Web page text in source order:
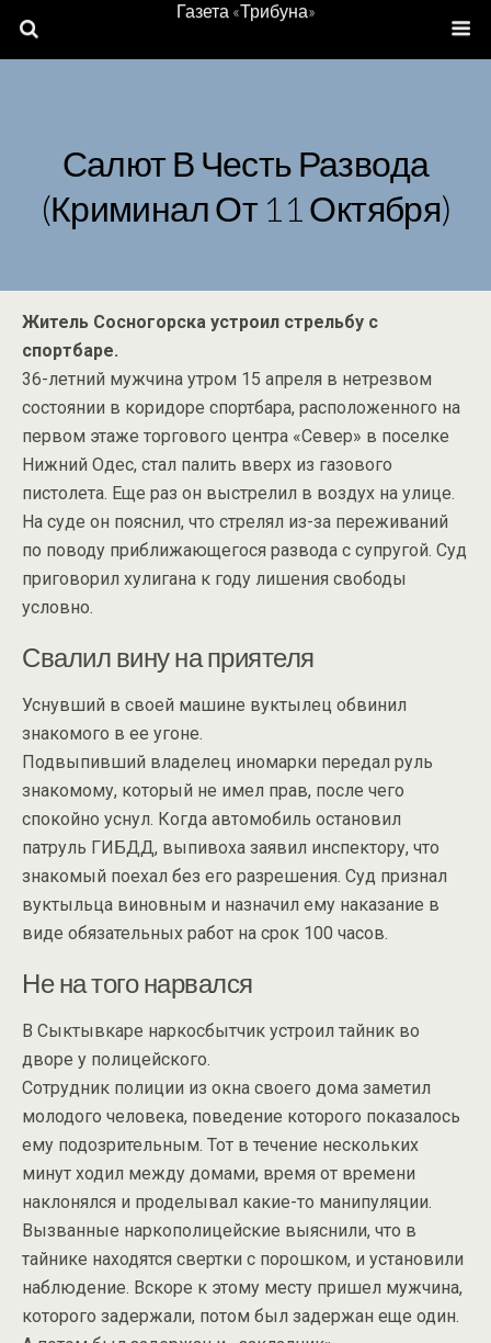
Газета «Трибуна»
Салют В Честь Развода
(Криминал От 11 Октября)
Житель Сосногорска устроил стрельбу с
спортбаре.
36-летний мужчина утром 15 апреля в нетрезвом
состоянии в коридоре спортбара, расположенного на
первом этаже торгового центра «Север» в поселке
Нижний Одес, стал палить вверх из газового
пистолета. Еще раз он выстрелил в воздух на улице.
На суде он пояснил, что стрелял из-за переживаний
по поводу приближающегося развода с супругой. Суд
приговорил хулигана к году лишения свободы
условно.
Свалил вину на приятеля
Уснувший в своей машине вуктылец обвинил
знакомого в ее угоне.
Подвыпивший владелец иномарки передал руль
знакомому, который не имел прав, после чего
спокойно уснул. Когда автомобиль остановил
патруль ГИБДД, выпивоха заявил инспектору, что
знакомый поехал без его разрешения. Суд признал
вуктыльца виновным и назначил ему наказание в
виде обязательных работ на срок 100 часов.
Не на того нарвался
В Сыктывкаре наркосбытчик устроил тайник во
дворе у полицейского.
Сотрудник полиции из окна своего дома заметил
молодого человека, поведение которого показалось
ему подозрительным. Тот в течение нескольких
минут ходил между домами, время от времени
наклонялся и проделывал какие-то манипуляции.
Вызванные наркополицейские выяснили, что в
тайнике находятся свертки с порошком, и установили
наблюдение. Вскоре к этому месту пришел мужчина,
которого задержали, потом был задержан еще один.